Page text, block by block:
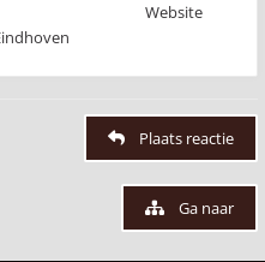
Website
Plaats reactie
Ga naar